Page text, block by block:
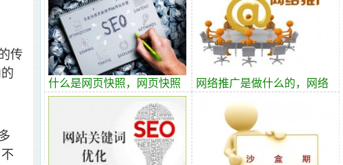
传
什么是网页快照，网页快照
对SEO有什么帮助
网络推广是做什么的，网络